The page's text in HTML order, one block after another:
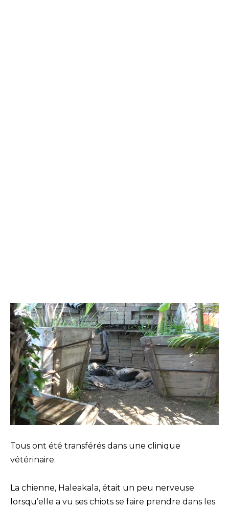
Tous ont été transférés dans une clinique
vétérinaire.
La chienne, Haleakala, était un peu nerveuse
lorsqu’elle a vu ses chiots se faire prendre dans les